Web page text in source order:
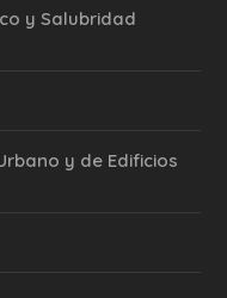
y Salubridad
y de Edificios